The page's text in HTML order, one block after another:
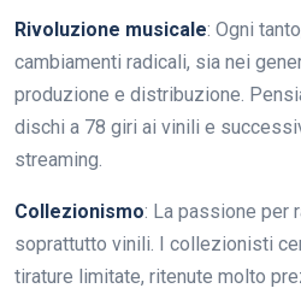
Rivoluzione musicale: Ogni
cambiamenti radicali, sia nei
produzione e distribuzione.
dischi a 78 giri ai vinili e
streaming.
Collezionismo: La passione per
soprattutto vinili. I collezionisti
tirature limitate, ritenute molto